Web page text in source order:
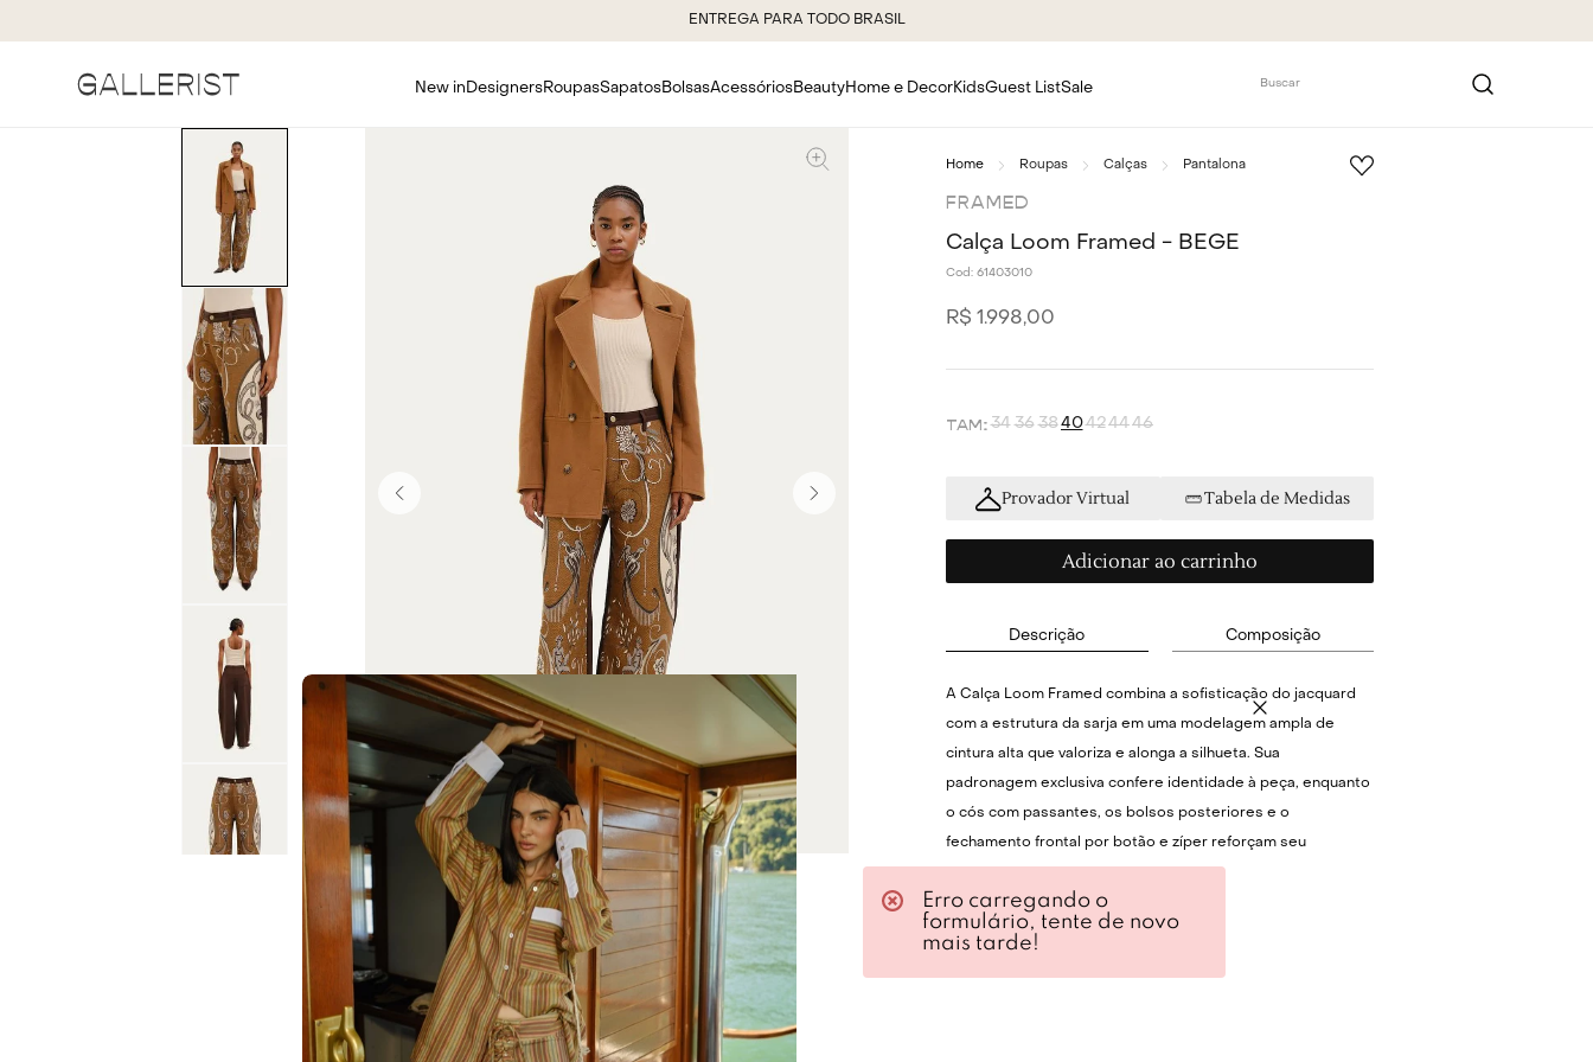
ENTREGA PARA TODO BRASIL
New in DesignersRoupasSapatosBolsasAcessóriosBeautyHome e DecorKidsGuest ListSale
Buscar
Roupas Calças Pantalona
FRAMED
Calça Loom Framed - BEGE
Cod: 61403010
R$ 1 .998,00
34 36 3840424446
Provador Virtual Tabela de Medidas
Adicionar ao carrinho
Descrição Composição
A Calça Loom Framed combina a sofisticação do jacquard
com a estrutura da sarja em uma modelagem ampla de
cintura alta que valoriza e alonga a silhueta. Sua
padronagem exclusiva confere identidade à peça, enquanto
o cós com passantes, os bolsos posteriores e o
fechamento frontal por botão e zíper reforçam seu
acabamento refinado e funcional. A amplitude das pernas
cria um movimento fluido e elegante ao caminhar,
resultando em um caimento marcante que equilibra
Erro carregando o
formulário, tente de novo
mais tarde!